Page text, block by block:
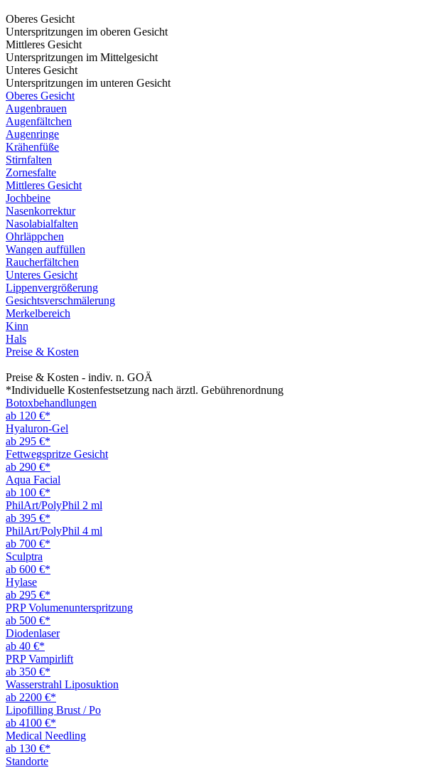
Oberes Gesicht
Unterspritzungen im oberen Gesicht
Mittleres Gesicht
Unterspritzungen im Mittelgesicht
Unteres Gesicht
Unterspritzungen im unteren Gesicht
Oberes Gesicht
Augenbrauen
Augenfältchen
Augenringe
Krähenfüße
Stirnfalten
Zornesfalte
Mittleres Gesicht
Jochbeine
Nasenkorrektur
Nasolabialfalten
Ohrläppchen
Wangen auffüllen
Raucherfältchen
Unteres Gesicht
Lippenvergrößerung
Gesichtsverschmälerung
Merkelbereich
Kinn
Hals
Preise & Kosten
Preise & Kosten - indiv. n. GOÄ
*Individuelle Kostenfestsetzung nach ärztl. Gebührenordnung
Botoxbehandlungen
ab 120 €*
Hyaluron-Gel
ab 295 €*
Fettwegspritze Gesicht
ab 290 €*
Aqua Facial
ab 100 €*
PhilArt/PolyPhil 2 ml
ab 395 €*
PhilArt/PolyPhil 4 ml
ab 700 €*
Sculptra
ab 600 €*
Hylase
ab 295 €*
PRP Volumenunterspritzung
ab 500 €*
Diodenlaser
ab 40 €*
PRP Vampirlift
ab 350 €*
Wasserstrahl Liposuktion
ab 2200 €*
Lipofilling Brust / Po
ab 4100 €*
Medical Needling
ab 130 €*
Standorte